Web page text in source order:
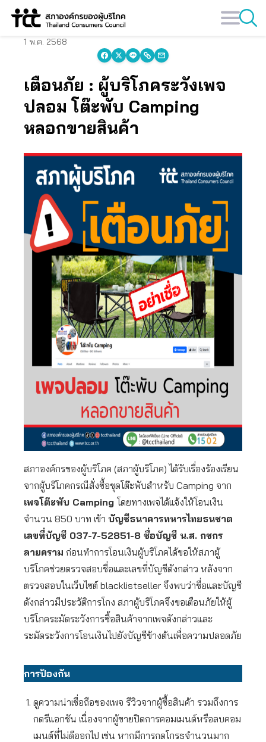
Skip
1 พ.ค. 2568
เตือนภัย : ผู้บริโภคระวังเพจ
ปลอม โต๊ะพับ Camping
หลอกขายสินค้า
สภาองค์กรของผู้บริโภค (สภาผู้บริโภค) ได้รับเรื่องร้องเรียน
จากผู้บริโภคกรณีสั่งซื้อชุดโต๊ะพับสำหรับ Camping จาก
เพจโต๊ะพับ Camping โดยทางเพจได้แจ้งให้โอนเงิน
จำนวน 850 บาท เข้า บัญชีธนาคารทหารไทยธนชาต
เลขที่บัญชี 037-7-52851-8 ชื่อบัญชี น.ส. กชกร
ลายคราม ก่อนทำการโอนเงินผู้บริโภคได้ขอให้สภาผู้
บริโภคช่วยตรวจสอบชื่อและเลขที่บัญชีดังกล่าว หลังจาก
ตรวจสอบในเว็บไซต์ blacklistseller จึงพบว่าชื่อและบัญชี
ดังกล่าวมีประวัติการโกง สภาผู้บริโภคจึงขอเตือนภัยให้ผู้
บริโภคระมัดระวังการซื้อสินค้าจากเพจดังกล่าวและ
ระมัดระวังการโอนเงินไปยังบัญชีข้างต้นเพื่อความปลอดภัย
การป้องกัน
ดูความน่าเชื่อถือของเพจ รีวิวจากผู้ซื้อสินค้า รวมถึงการ
กดรีแอกชัน เนื่องจากผู้ขายปิดการคอมเมนต์หรือลบคอม
เมนต์ที่ไม่ดีออกไป เช่น หากมีการกดโกรธจำนวนมาก